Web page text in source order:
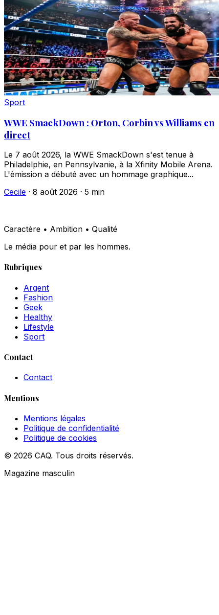
Sport
WWE SmackDown : Orton, Corbin vs Williams en
direct
Le 7 août 2026, la WWE SmackDown s'est tenue à
Philadelphie, en Pennsylvanie, à la Xfinity Mobile Arena.
L'émission a débuté avec un hommage graphique...
Cecile · 8 août 2026 · 5 min
Caractère • Ambition • Qualité
Le média pour et par les hommes.
Rubriques
Argent
Fashion
Geek
Healthy
Lifestyle
Sport
Contact
Contact
Mentions
Mentions légales
Politique de confidentialité
Politique de cookies
© 2026 CAQ. Tous droits réservés.
Magazine masculin